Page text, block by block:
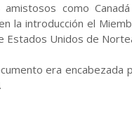
como
la introducción el
Unidos de
era encabezada